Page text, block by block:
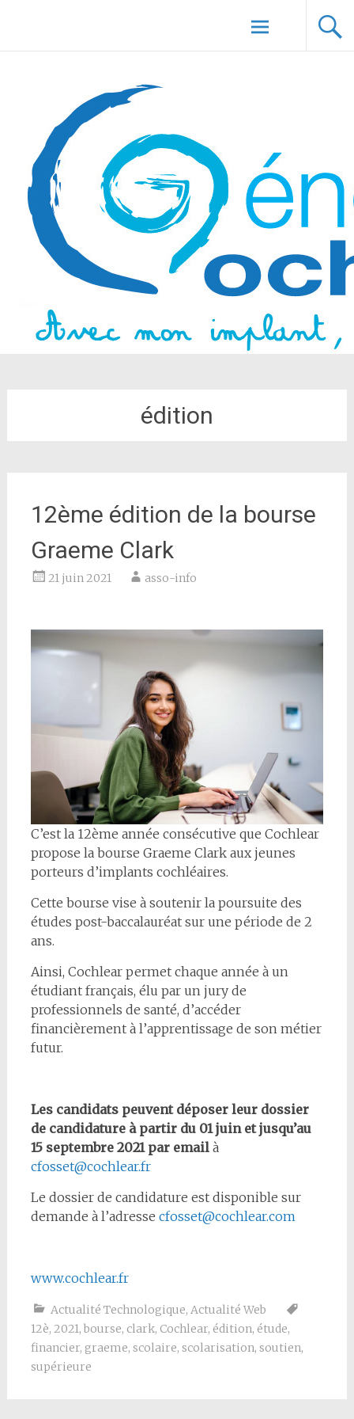
Aller au
contenu
principal
édition
12ème édition de la bourse
Graeme Clark
21 juin 2021 asso-info
C’est la 12ème année consécutive que Cochlear
propose la bourse Graeme Clark aux jeunes
porteurs d’implants cochléaires.
Cette bourse vise à soutenir la poursuite des
études post-baccalauréat sur une période de 2
ans.
Ainsi, Cochlear permet chaque année à un
étudiant français, élu par un jury de
professionnels de santé, d’accéder
financièrement à l’apprentissage de son métier
futur.
Les candidats peuvent déposer leur dossier
de candidature à partir du 01 juin et jusqu’au
15 septembre 2021 par emailà
cfosset@cochlear.fr
Le dossier de candidature est disponible sur
demande à l’adresse cfosset@cochlear.com
www.cochlear.fr
Actualité Technologique, Actualité Web
12è, 2021, bourse, clark, Cochlear, édition, étude,
financier, graeme, scolaire, scolarisation, soutien,
supérieure